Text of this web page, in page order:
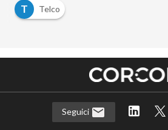
T
Telco
Seguici